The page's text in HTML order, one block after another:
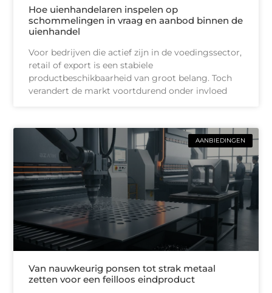
Hoe uienhandelaren inspelen op
schommelingen in vraag en aanbod binnen de
uienhandel
Voor bedrijven die actief zijn in de voedingssector,
retail of export is een stabiele
productbeschikbaarheid van groot belang. Toch
verandert de markt voortdurend onder invloed
AANBIEDINGEN
Van nauwkeurig ponsen tot strak metaal
zetten voor een feilloos eindproduct